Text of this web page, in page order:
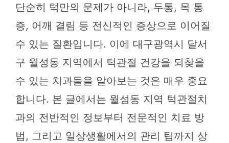
단순히 턱만의 문제가 아니라, 두통, 목 통
증, 어깨 결림 등 전신적인 증상으로 이어질
수 있는 질환입니다. 이에 대구광역시 달서
구 월성동 지역에서 턱관절 건강을 되찾을
수 있는 치과들을 알아보는 것은 매우 중요
합니다. 본 글에서는 월성동 지역 턱관절치
과의 전반적인 정보부터 전문적인 치료 방
법, 그리고 일상생활에서의 관리 팁까지 상